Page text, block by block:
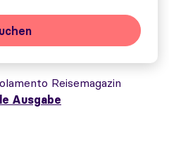
Reisemagazin
Ausgabe